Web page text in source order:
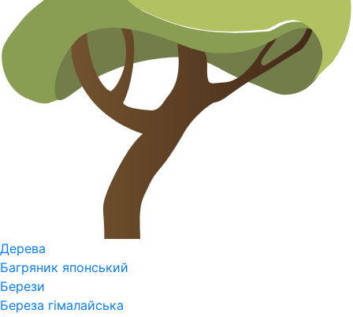
Дерева
Багряник японський
Берези
Береза гімалайська